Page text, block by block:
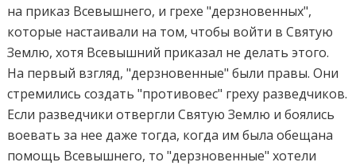
на приказ Всевышнего, и грехе "дерзновенных",
которые настаивали на том, чтобы войти в Святую
Землю, хотя Всевышний приказал не делать этого.
На первый взгляд, "дерзновенные" были правы. Они
стремились создать "противовес" греху разведчиков.
Если разведчики отвергли Святую Землю и боялись
воевать за нее даже тогда, когда им была обещана
помощь Всевышнего, то "дерзновенные" хотели